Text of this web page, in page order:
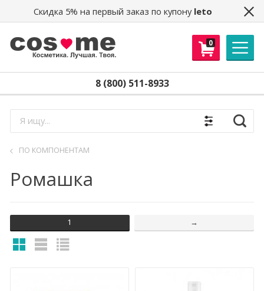
Скидка 5% на первый заказ по купону leto
0
8 (800) 511-8933
ПО КОМПОНЕНТАМ
Ромашка
1 →
секретный клуб распродаж, новости и
другие бонусы!
Получить